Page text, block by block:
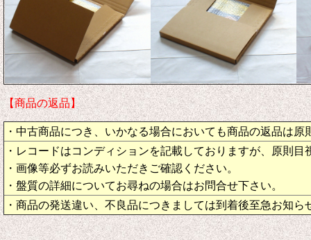
【商品の返品】
・中古商品につき、いかなる場合においても商品の返品は原
・レコードはコンディションを記載しておりますが、原則目
・画像等必ずお読みいただきご確認ください。
・盤質の詳細についてお尋ねの場合はお問合せ下さい。
・商品の発送違い、不良品につきましては到着後至急お知ら